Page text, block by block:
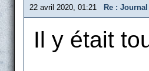
22 avril 2020, 01:21 Re : Journal
Il y était